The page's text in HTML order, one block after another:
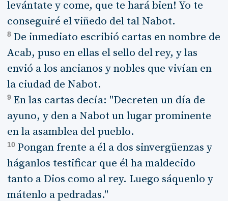
levántate y come, que te hará bien! Yo te
conseguiré el viñedo del tal Nabot.
8 De inmediato escribió cartas en nombre de
Acab, puso en ellas el sello del rey, y las
envió a los ancianos y nobles que vivían en
la ciudad de Nabot.
9 En las cartas decía: "Decreten un día de
ayuno, y den a Nabot un lugar prominente
en la asamblea del pueblo.
10 Pongan frente a él a dos sinvergüenzas y
háganlos testificar que él ha maldecido
tanto a Dios como al rey. Luego sáquenlo y
mátenlo a pedradas."